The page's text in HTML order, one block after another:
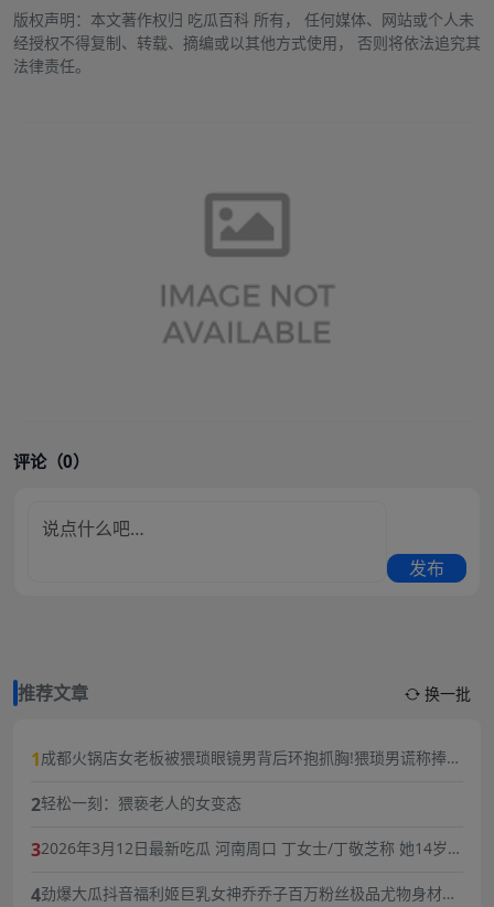
版权声明：本文著作权归 吃瓜百科 所有， 任何媒体、网站或个人未
经授权不得复制、转载、摘编或以其他方式使用， 否则将依法追究其
法律责任。
评论（0）
发布
推荐文章 换一批
1成都火锅店女老板被猥琐眼镜男背后环抱抓胸!猥琐男谎称捧女
2轻松一刻：猥亵老人的女变态
32026年3月12日最新吃瓜 河南周口 丁女士/丁敬芝称 她14岁时
暴力虐待囚禁
4劲爆大瓜抖音福利姬巨乳女神乔乔子百万粉丝极品尤物身材纤